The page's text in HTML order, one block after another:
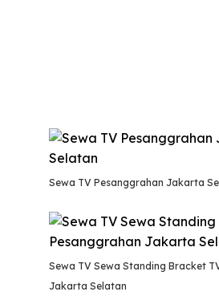
Sewa TV Pesanggrahan Jakarta
Sewa TV Sewa Standing Bracket
Jakarta Selatan